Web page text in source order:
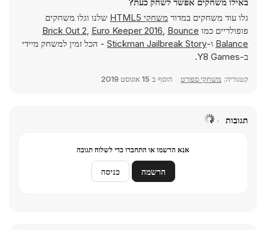
גלו עוד משחקים במדור משחקי HTML5
שלנו וגלו משחקים
פופולריים כמו
Brick Out 2, Euro Keeper 2016, Bounce
Balance ו-Stickman Jailbreak Story - הכל זמין למשחק מיידי
ב-Y8 Games.
קטגוריה: משחקי ספורט הוסף ב 15 אוגוסט 2019
תגובות
אנא הרשמו או התחברו כדי לשלוח תגובה
הרשמה כניסה